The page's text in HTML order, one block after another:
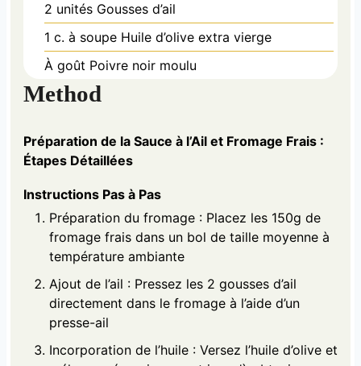
2 unités Gousses d’ail
1 c. à soupe Huile d’olive extra vierge
À goût Poivre noir moulu
Method
Préparation de la Sauce à l’Ail et Fromage Frais :
Étapes Détaillées
Instructions Pas à Pas
Préparation du fromage : Placez les 150g de
fromage frais dans un bol de taille moyenne à
température ambiante
Ajout de l’ail : Pressez les 2 gousses d’ail
directement dans le fromage à l’aide d’un
presse-ail
Incorporation de l’huile : Versez l’huile d’olive et